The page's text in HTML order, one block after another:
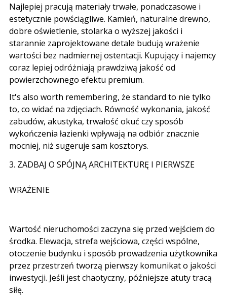
Najlepiej pracują materiały trwałe, ponadczasowe i
estetycznie powściągliwe. Kamień, naturalne drewno,
dobre oświetlenie, stolarka o wyższej jakości i
starannie zaprojektowane detale budują wrażenie
wartości bez nadmiernej ostentacji. Kupujący i najemcy
coraz lepiej odróżniają prawdziwą jakość od
powierzchownego efektu premium.
It's also worth remembering, że standard to nie tylko
to, co widać na zdjęciach. Równość wykonania, jakość
zabudów, akustyka, trwałość okuć czy sposób
wykończenia łazienki wpływają na odbiór znacznie
mocniej, niż sugeruje sam kosztorys.
3. ZADBAJ O SPÓJNĄ ARCHITEKTURĘ I PIERWSZE
WRAŻENIE
Wartość nieruchomości zaczyna się przed wejściem do
środka. Elewacja, strefa wejściowa, części wspólne,
otoczenie budynku i sposób prowadzenia użytkownika
przez przestrzeń tworzą pierwszy komunikat o jakości
inwestycji. Jeśli jest chaotyczny, późniejsze atuty tracą
siłę.